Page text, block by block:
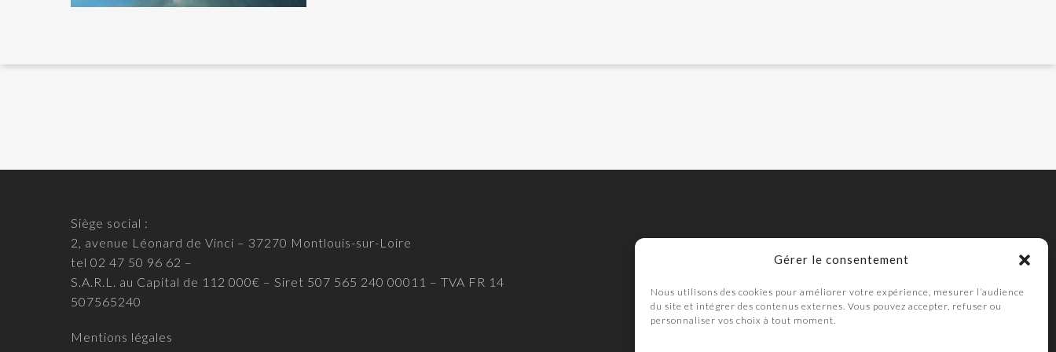
Gérer le consentement
Nous utilisons des cookies pour améliorer votre expérience, mesurer l’audience
du site et intégrer des contenus externes. Vous pouvez accepter, refuser ou
personnaliser vos choix à tout moment.
Siège social :
2, avenue Léonard de Vinci – 37270 Montlouis-sur-Loire
tel 02 47 50 96 62 –
S.A.R.L. au Capital de 112 000€ – Siret 507 565 240 00011 – TVA FR 14
507565240
Mentions légales